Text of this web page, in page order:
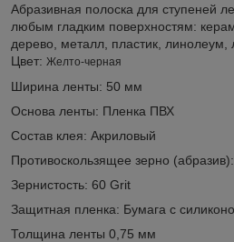
Абразивная полоска для ступеней
любым гладким поверхностям:
дерево, металл, пластик, линолеум,
Цвет: Желто-черная
Ширина ленты: 50 мм
Основа ленты: Пленка ПВХ
Состав клея: Акриловый
Противоскользящее зерно
Зернистость: 60 Grit
Защитная пленка: Бумага с
Толщина ленты 0,75 мм